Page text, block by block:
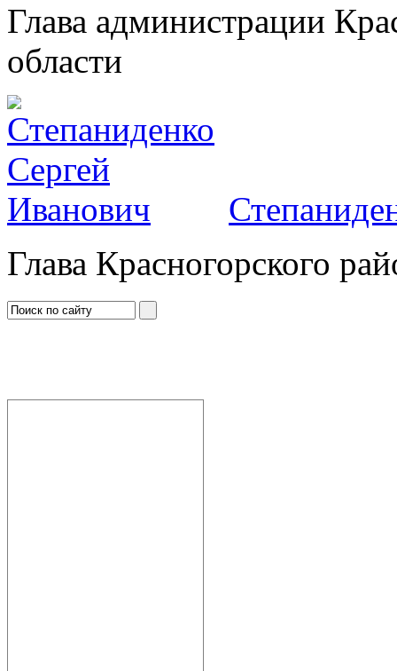
Глава администрации
области
Глава Красногорского